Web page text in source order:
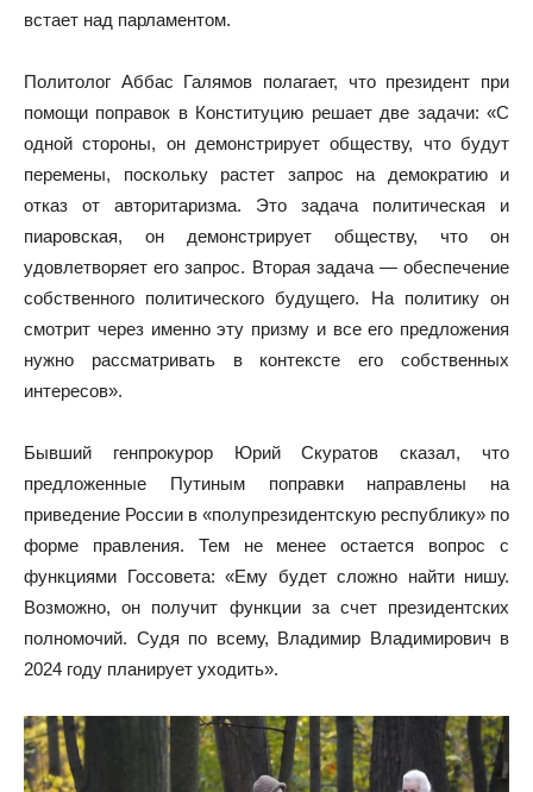
встает над парламентом.
Политолог Аббас Галямов полагает, что президент при
помощи поправок в Конституцию решает две задачи: «С
одной стороны, он демонстрирует обществу, что будут
перемены, поскольку растет запрос на демократию и
отказ от авторитаризма. Это задача политическая и
пиаровская, он демонстрирует обществу, что он
удовлетворяет его запрос. Вторая задача — обеспечение
собственного политического будущего. На политику он
смотрит через именно эту призму и все его предложения
нужно рассматривать в контексте его собственных
интересов».
Бывший генпрокурор Юрий Скуратов сказал, что
предложенные Путиным поправки направлены на
приведение России в «полупрезидентскую республику» по
форме правления. Тем не менее остается вопрос с
функциями Госсовета: «Ему будет сложно найти нишу.
Возможно, он получит функции за счет президентских
полномочий. Судя по всему, Владимир Владимирович в
2024 году планирует уходить».